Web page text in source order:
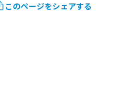
このページをシェアする